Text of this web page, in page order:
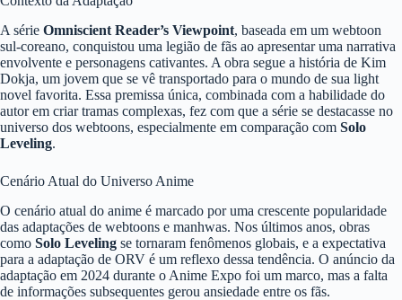
A série Omniscient Reader’s Viewpoint, baseada em um webtoon
sul-coreano, conquistou uma legião de fãs ao apresentar uma narrativa
envolvente e personagens cativantes. A obra segue a história de Kim
Dokja, um jovem que se vê transportado para o mundo de sua light
novel favorita. Essa premissa única, combinada com a habilidade do
autor em criar tramas complexas, fez com que a série se destacasse no
universo dos webtoons, especialmente em comparação com Solo
Leveling.
Cenário Atual do Universo Anime
O cenário atual do anime é marcado por uma crescente popularidade
das adaptações de webtoons e manhwas. Nos últimos anos, obras
como Solo Leveling se tornaram fenômenos globais, e a expectativa
para a adaptação de ORV é um reflexo dessa tendência. O anúncio da
adaptação em 2024 durante o Anime Expo foi um marco, mas a falta
de informações subsequentes gerou ansiedade entre os fãs.